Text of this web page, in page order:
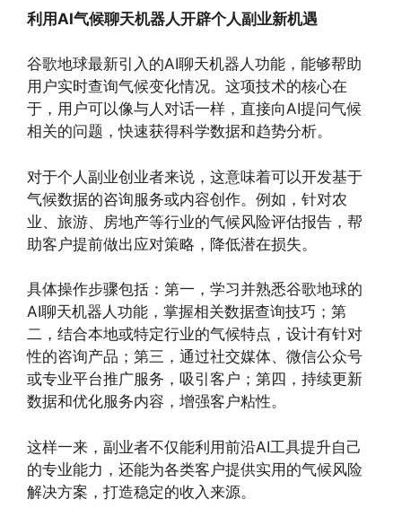
利用AI气候聊天机器人开辟个人副业新机遇
谷歌地球最新引入的AI聊天机器人功能，能够帮助
用户实时查询气候变化情况。这项技术的核心在
于，用户可以像与人对话一样，直接向AI提问气候
相关的问题，快速获得科学数据和趋势分析。
对于个人副业创业者来说，这意味着可以开发基于
气候数据的咨询服务或内容创作。例如，针对农
业、旅游、房地产等行业的气候风险评估报告，帮
助客户提前做出应对策略，降低潜在损失。
具体操作步骤包括：第一，学习并熟悉谷歌地球的
AI聊天机器人功能，掌握相关数据查询技巧；第
二，结合本地或特定行业的气候特点，设计有针对
性的咨询产品；第三，通过社交媒体、微信公众号
或专业平台推广服务，吸引客户；第四，持续更新
数据和优化服务内容，增强客户粘性。
这样一来，副业者不仅能利用前沿AI工具提升自己
的专业能力，还能为各类客户提供实用的气候风险
解决方案，打造稳定的收入来源。